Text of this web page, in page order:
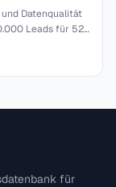
Datenqualität
Leads für 52
für